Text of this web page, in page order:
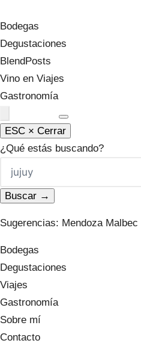
Bodegas
Degustaciones
BlendPosts
Vino en Viajes
Gastronomía
ESC × Cerrar
¿Qué estás buscando?
Buscar →
Sugerencias: Mendoza Malbec
Bodegas
Degustaciones
Viajes
Gastronomía
Sobre mí
Contacto